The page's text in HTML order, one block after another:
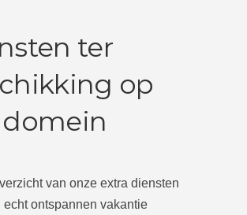
ter
op
van onze extra diensten
echt ontspannen vakantie